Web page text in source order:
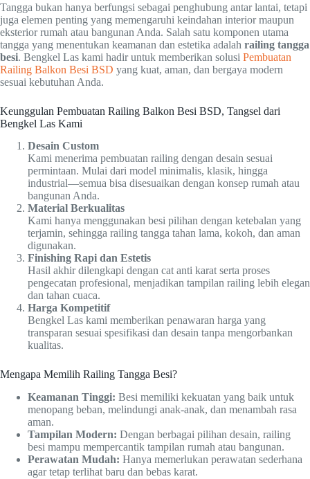
Tangga bukan hanya berfungsi sebagai penghubung antar lantai, tetapi
juga elemen penting yang memengaruhi keindahan interior maupun
eksterior rumah atau bangunan Anda. Salah satu komponen utama
tangga yang menentukan keamanan dan estetika adalah railing tangga
besi. Bengkel Las kami hadir untuk memberikan solusi Pembuatan
Railing Balkon Besi BSD yang kuat, aman, dan bergaya modern
sesuai kebutuhan Anda.
Keunggulan Pembuatan Railing Balkon Besi BSD, Tangsel dari
Bengkel Las Kami
Desain Custom
Kami menerima pembuatan railing dengan desain sesuai
permintaan. Mulai dari model minimalis, klasik, hingga
industrial—semua bisa disesuaikan dengan konsep rumah atau
bangunan Anda.
Material Berkualitas
Kami hanya menggunakan besi pilihan dengan ketebalan yang
terjamin, sehingga railing tangga tahan lama, kokoh, dan aman
digunakan.
Finishing Rapi dan Estetis
Hasil akhir dilengkapi dengan cat anti karat serta proses
pengecatan profesional, menjadikan tampilan railing lebih elegan
dan tahan cuaca.
Harga Kompetitif
Bengkel Las kami memberikan penawaran harga yang
transparan sesuai spesifikasi dan desain tanpa mengorbankan
kualitas.
Mengapa Memilih Railing Tangga Besi?
Keamanan Tinggi: Besi memiliki kekuatan yang baik untuk
menopang beban, melindungi anak-anak, dan menambah rasa
aman.
Tampilan Modern: Dengan berbagai pilihan desain, railing
besi mampu mempercantik tampilan rumah atau bangunan.
Perawatan Mudah: Hanya memerlukan perawatan sederhana
agar tetap terlihat baru dan bebas karat.